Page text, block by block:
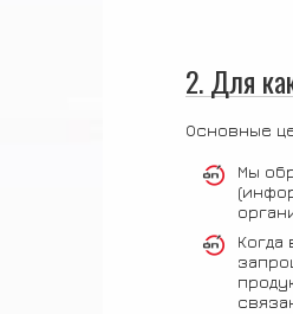
2. Для
Основные
Мы
Когда